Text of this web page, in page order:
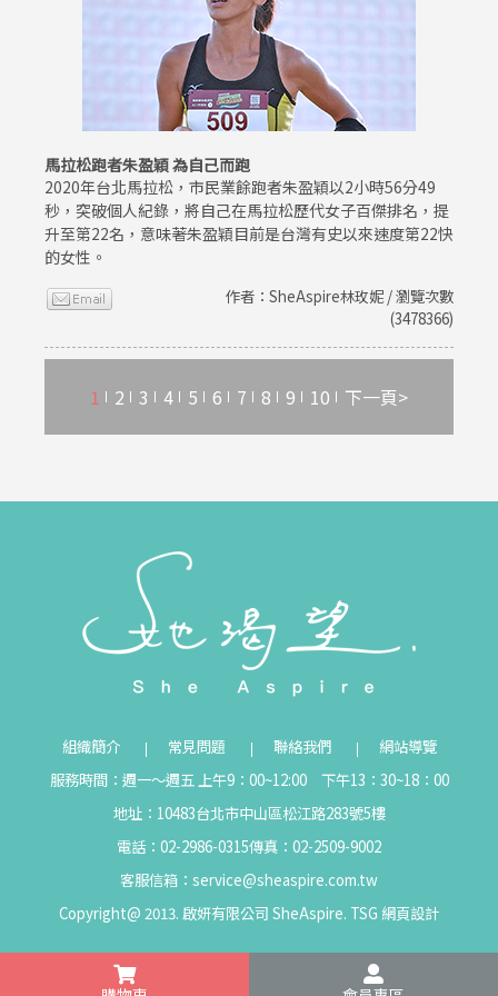
馬拉松跑者朱盈穎 為自己而跑
2020年台北馬拉松，市民業餘跑者朱盈穎以2小時56分49
秒，突破個人紀錄，將自己在馬拉松歷代女子百傑排名，提
升至第22名，意味著朱盈穎目前是台灣有史以來速度第22快
的女性。
作者：SheAspire林玫妮 / 瀏覽次數
(3478366)
1 2 3 4 5 6 7 8 9 10 下一頁>
組織簡介 常見問題 聯絡我們
網站導覽
服務時間：週一～週五 上午9：00~12:00 下午13：30~18：00
地址：10483台北市中山區松江路283號5樓
電話：02-2986-0315傳真：02-2509-9002
客服信箱： service@sheaspire.com.tw
Copyright@ 2013. 啟妍有限公司 SheAspire. TSG 網頁設計